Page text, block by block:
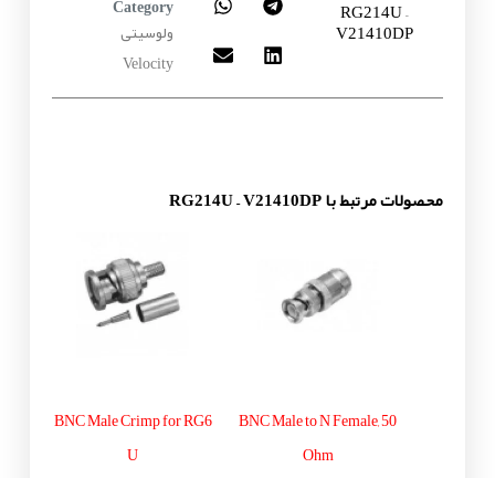
RG214U –
V21410DP
Category
ولوسیتی
Velocity
محصولات مرتبط با RG214U – V21410DP
BNC Male to N Female, 50
Ohm
BNC Male Crimp for RG6
U